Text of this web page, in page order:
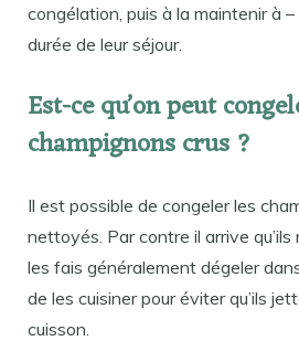
congélation, puis à la maintenir à
durée de leur séjour.
Est-ce qu’on peut
champignons crus ?
Il est possible de congeler les
nettoyés. Par contre il arrive qu’ils
les fais généralement dégeler
de les cuisiner pour éviter qu’ils
cuisson.